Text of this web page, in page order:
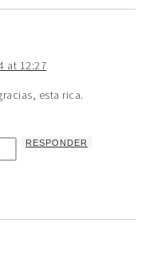
at 12:27
esta rica.
RESPONDER